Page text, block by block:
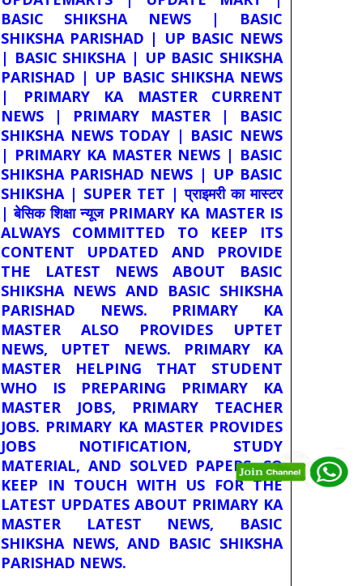
BASIC SHIKSHA NEWS | BASIC
SHIKSHA PARISHAD | UP BASIC NEWS
| BASIC SHIKSHA | UP BASIC SHIKSHA
PARISHAD | UP BASIC SHIKSHA NEWS
| PRIMARY KA MASTER CURRENT
NEWS | PRIMARY MASTER | BASIC
SHIKSHA NEWS TODAY | BASIC NEWS
| PRIMARY KA MASTER NEWS | BASIC
SHIKSHA PARISHAD NEWS | UP BASIC
SHIKSHA | SUPER TET | प्राइमरी का मास्टर
| बेसिक शिक्षा न्यूज PRIMARY KA MASTER IS
ALWAYS COMMITTED TO KEEP ITS
CONTENT UPDATED AND PROVIDE
THE LATEST NEWS ABOUT BASIC
SHIKSHA NEWS AND BASIC SHIKSHA
PARISHAD NEWS. PRIMARY KA
MASTER ALSO PROVIDES UPTET
NEWS, UPTET NEWS. PRIMARY KA
MASTER HELPING THAT STUDENT
WHO IS PREPARING PRIMARY KA
MASTER JOBS, PRIMARY TEACHER
JOBS. PRIMARY KA MASTER PROVIDES
JOBS NOTIFICATION, STUDY
MATERIAL, AND SOLVED PAPERS. SO
KEEP IN TOUCH WITH US FOR THE
LATEST UPDATES ABOUT PRIMARY KA
MASTER LATEST NEWS, BASIC
SHIKSHA NEWS, AND BASIC SHIKSHA
PARISHAD NEWS.